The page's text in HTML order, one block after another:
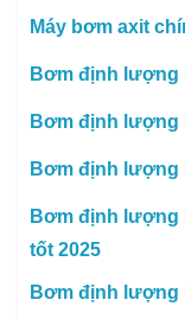
Máy bơm axit
Bơm định lượng
Bơm định lượng
Bơm định lượng
Bơm định lượng
tốt 2025
Bơm định lượng